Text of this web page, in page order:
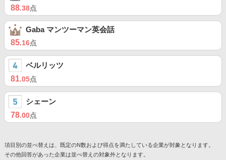
88.38点
Gaba マンツーマン英会話
85.16点
ベルリッツ
81.05点
シェーン
78.00点
項目別の並べ替えは、既定のN数および得点を満たしている企業が対象となります。
その他回答があった企業は並べ替えの対象外となります。